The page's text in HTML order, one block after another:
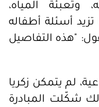
وتعبئة المياه،
تزيد أسئلة أطفاله
"هذه التفاصيل
لم يتمكن زكريا
شكّلت المبادرة